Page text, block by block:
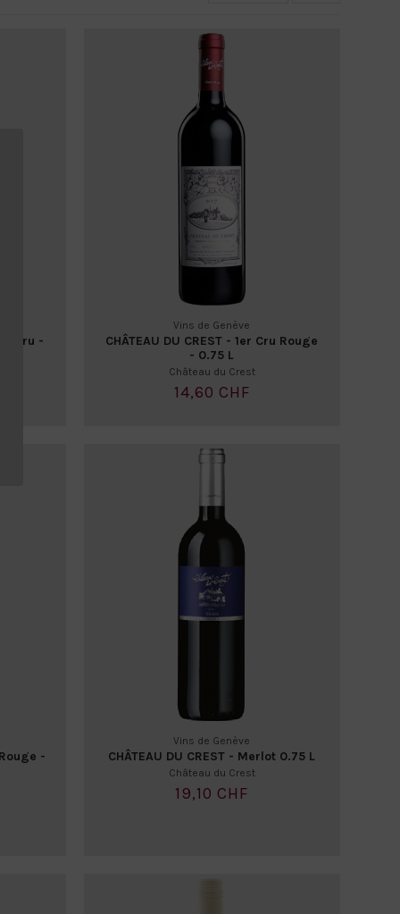
Cru -
Vins de Genève
CHÂTEAU DU CREST - 1er Cru Rouge
- 0.75 L
Château du Crest
14,60 CHF
-
Vins de Genève
CHÂTEAU DU CREST - Merlot 0.75 L
Château du Crest
19,10 CHF